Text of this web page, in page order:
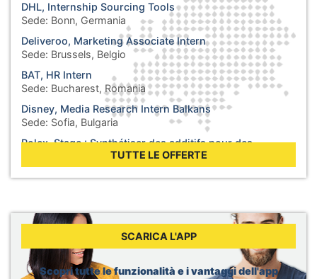
DHL, Internship Sourcing Tools
Sede: Bonn, Germania
Deliveroo, Marketing Associate Intern
Sede: Brussels, Belgio
BAT, HR Intern
Sede: Bucharest, Romania
Disney, Media Research Intern Balkans
Sede: Sofia, Bulgaria
Rolex, Stage : Synthétiser des additifs pour des
Sede: Biel, Svizzera
WHO, Internship - Nutrition and Food Safety
Geneva, Svizzera
Dior, Merchandising Intern
Sede: Brussels, Belgio
TUTTE LE OFFERTE
SCARICA L'APP
Scopri tutte le funzionalità e i vantaggi dell'app